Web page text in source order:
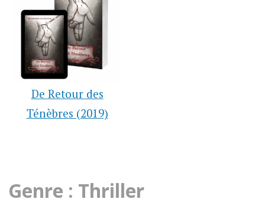
De Retour des
Ténèbres (2019)
Genre : Thriller